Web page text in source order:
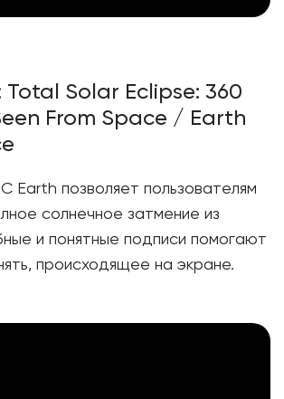
Total Solar Eclipse: 360
From Space / Earth
Earth позволяет пользователям
солнечное затмение из
и понятные подписи помогают
происходящее на экране.